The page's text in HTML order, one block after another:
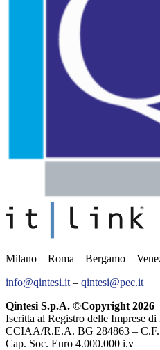
Milano – Roma – Bergamo –
info@qintesi.it – qintesi@pec.it
Qintesi S.p.A. ©Copyright 2026
Iscritta al Registro delle Imprese di
CCIAA/R.E.A. BG 284863 –
Cap. Soc. Euro 4.000.000 i.v